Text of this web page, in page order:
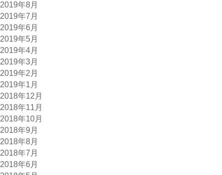
2019年8月
2019年7月
2019年6月
2019年5月
2019年4月
2019年3月
2019年2月
2019年1月
2018年12月
2018年11月
2018年10月
2018年9月
2018年8月
2018年7月
2018年6月